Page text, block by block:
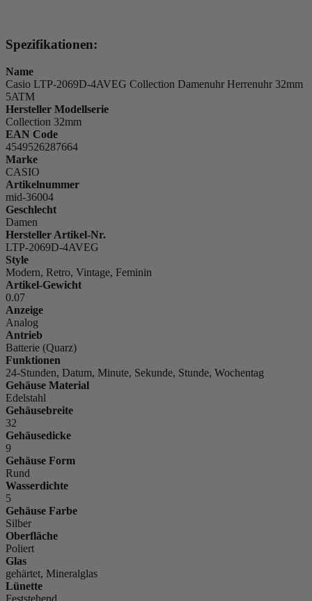
Spezifikationen:
Name
Casio LTP-2069D-4AVEG Collection Damenuhr Herrenuhr 32mm
5ATM
Hersteller Modellserie
Collection 32mm
EAN Code
4549526287664
Marke
CASIO
Artikelnummer
mid-36004
Geschlecht
Damen
Hersteller Artikel-Nr.
LTP-2069D-4AVEG
Style
Modern, Retro, Vintage, Feminin
Artikel-Gewicht
0.07
Anzeige
Analog
Antrieb
Batterie (Quarz)
Funktionen
24-Stunden, Datum, Minute, Sekunde, Stunde, Wochentag
Gehäuse Material
Edelstahl
Gehäusebreite
32
Gehäusedicke
9
Gehäuse Form
Rund
Wasserdichte
5
Gehäuse Farbe
Silber
Oberfläche
Poliert
Glas
gehärtet, Mineralglas
Lünette